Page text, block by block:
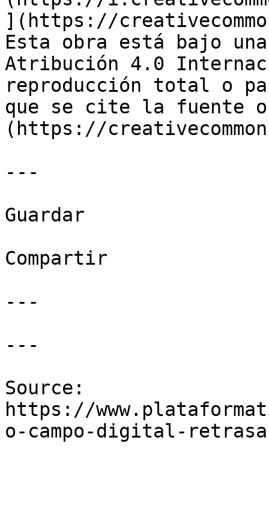
](https://
Esta obra está bajo
Atribución 4.0
reproducción total o
que se cite la fuente
(https://
---
Guardar
Compartir
---
---
Source:
https://